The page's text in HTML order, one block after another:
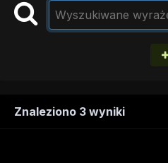
Znaleziono 3 wyniki